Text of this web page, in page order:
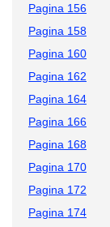
Pagina 156
Pagina 158
Pagina 160
Pagina 162
Pagina 164
Pagina 166
Pagina 168
Pagina 170
Pagina 172
Pagina 174